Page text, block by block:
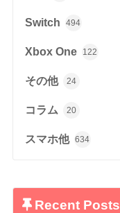
Switch 494
Xbox One 122
その他 24
コラム 20
スマホ他 634
Recent Posts